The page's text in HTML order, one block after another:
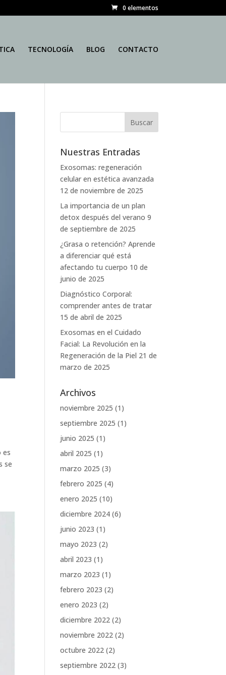
0 elementos
TECNOLOGÍA BLOG CONTACTO
es
se
Nuestras Entradas
Exosomas: regeneración
celular en estética avanzada
12 de noviembre de 2025
La importancia de un plan
detox después del verano 9
de septiembre de 2025
¿Grasa o retención? Aprende
a diferenciar qué está
afectando tu cuerpo 10 de
junio de 2025
Diagnóstico Corporal:
comprender antes de tratar
15 de abril de 2025
Exosomas en el Cuidado
Facial: La Revolución en la
Regeneración de la Piel 21 de
marzo de 2025
Archivos
noviembre 2025 (1)
septiembre 2025 (1)
junio 2025 (1)
abril 2025 (1)
marzo 2025 (3)
febrero 2025 (4)
enero 2025 (10)
diciembre 2024 (6)
junio 2023 (1)
mayo 2023 (2)
abril 2023 (1)
marzo 2023 (1)
febrero 2023 (2)
enero 2023 (2)
diciembre 2022 (2)
noviembre 2022 (2)
octubre 2022 (2)
septiembre 2022 (3)